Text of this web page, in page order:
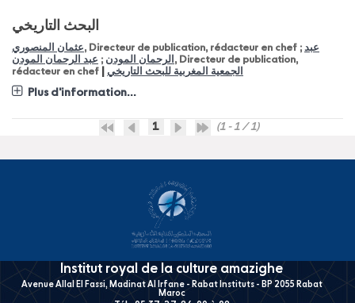
البحث التاريخي
عثمان المنصوري, Directeur de publication, rédacteur en chef ; عبد
الرحمان المودن ; عبد الرحمان المودن
, Directeur de publication,
rédacteur en chef
الجمعية المغربية للبحث التاريخي
Plus d'information...
1 (1 - 1 / 1)
Institut royal de la culture amazighe
Avenue Allal El Fassi, Madinat Al Irfane - Rabat Instituts - BP 2055 Rabat
Maroc